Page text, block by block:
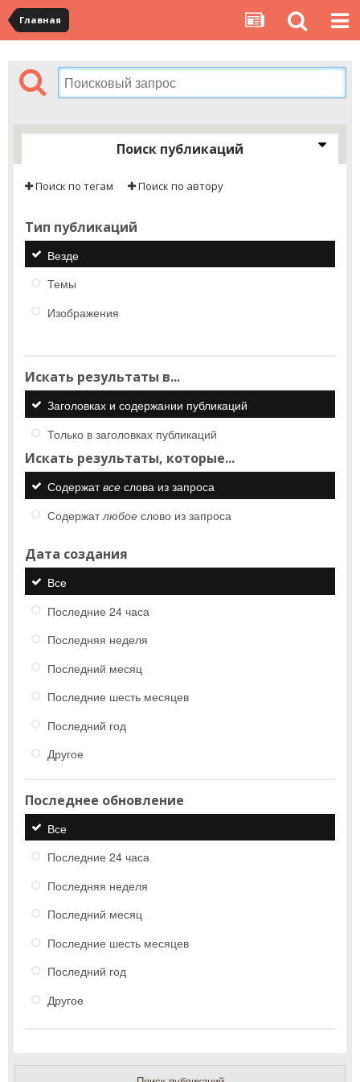
Главная
Поиск публикаций
Поиск по тегам Поиск по автору
Тип публикаций
Везде
Темы
Изображения
Искать результаты в...
Заголовках и содержании публикаций
Только в заголовках публикаций
Искать результаты, которые...
Содержатвсе слова из запроса
Содержатлюбое слово из запроса
Дата создания
Все
Последние 24 часа
Последняя неделя
Последний месяц
Последние шесть месяцев
Последний год
Другое
Последнее обновление
Все
Последние 24 часа
Последняя неделя
Последний месяц
Последние шесть месяцев
Последний год
Другое